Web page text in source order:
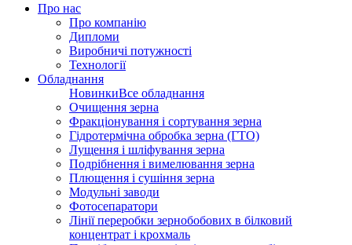
Про нас
Про компанію
Дипломи
Виробничі потужності
Технології
Обладнання
НовинкиВсе обладнання
Очищення зерна
Фракціонування і сортування зерна
Гідротермічна обробка зерна (ГТО)
Лущення і шліфування зерна
Подрібнення і вимелювання зерна
Плющення і сушіння зерна
Модульні заводи
Фотосепаратори
Лінії переробки зернобобових в білковий
концентрат і крохмаль